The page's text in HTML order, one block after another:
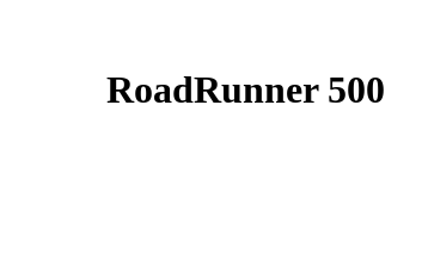
RoadRunner 500